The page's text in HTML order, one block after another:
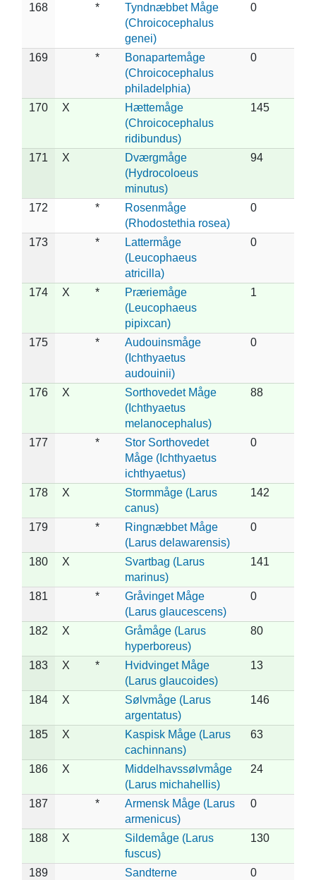
168 *
Tyndnæbbet Måge
(Chroicocephalus
genei)
0
169 *
Bonapartemåge
(Chroicocephalus
philadelphia)
0
170 X
Hættemåge
(Chroicocephalus
ridibundus)
145
171 X
Dværgmåge
(Hydrocoloeus
minutus)
94
172 *
Rosenmåge
(Rhodostethia rosea)
0
173 *
Lattermåge
(Leucophaeus
atricilla)
0
174 X *
Præriemåge
(Leucophaeus
pipixcan)
1
175 *
Audouinsmåge
(Ichthyaetus
audouinii)
0
176 X
Sorthovedet Måge
(Ichthyaetus
melanocephalus)
88
177 *
Stor Sorthovedet
Måge (Ichthyaetus
ichthyaetus)
0
178 X
Stormmåge (Larus
canus)
142
179 *
Ringnæbbet Måge
(Larus delawarensis)
0
180 X
Svartbag (Larus
marinus)
141
181 *
Gråvinget Måge
(Larus glaucescens)
0
182 X
Gråmåge (Larus
hyperboreus)
80
183 X *
Hvidvinget Måge
(Larus glaucoides)
13
184 X
Sølvmåge (Larus
argentatus)
146
185 X
Kaspisk Måge (Larus
cachinnans)
63
186 X
Middelhavssølvmåge
(Larus michahellis)
24
187 *
Armensk Måge (Larus
armenicus)
0
188 X
Sildemåge (Larus
fuscus)
130
189 Sandterne 0